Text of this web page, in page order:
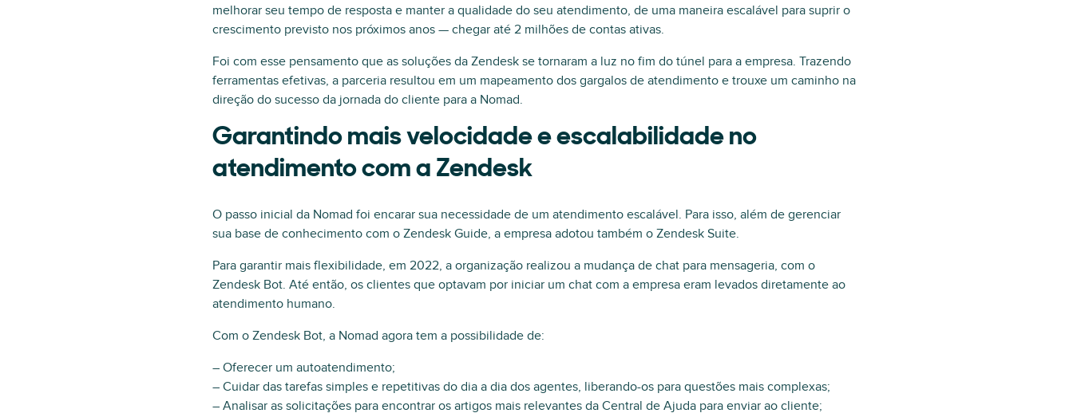
melhorar seu tempo de resposta e manter a qualidade do seu atendimento, de uma maneira escalável para suprir o
crescimento previsto nos próximos anos — chegar até 2 milhões de contas ativas.
Foi com esse pensamento que as soluções da Zendesk se tornaram a luz no fim do túnel para a empresa. Trazendo
ferramentas efetivas, a parceria resultou em um mapeamento dos gargalos de atendimento e trouxe um caminho na
direção do sucesso da jornada do cliente para a Nomad.
Garantindo mais velocidade e escalabilidade no
atendimento com a Zendesk
O passo inicial da Nomad foi encarar sua necessidade de um atendimento escalável. Para isso, além de gerenciar
sua base de conhecimento com o Zendesk Guide, a empresa adotou também o Zendesk Suite.
Para garantir mais flexibilidade, em 2022, a organização realizou a mudança de chat para mensageria, com o
Zendesk Bot. Até então, os clientes que optavam por iniciar um chat com a empresa eram levados diretamente ao
atendimento humano.
Com o Zendesk Bot, a Nomad agora tem a possibilidade de:
– Oferecer um autoatendimento;
– Cuidar das tarefas simples e repetitivas do dia a dia dos agentes, liberando-os para questões mais complexas;
– Analisar as solicitações para encontrar os artigos mais relevantes da Central de Ajuda para enviar ao cliente;